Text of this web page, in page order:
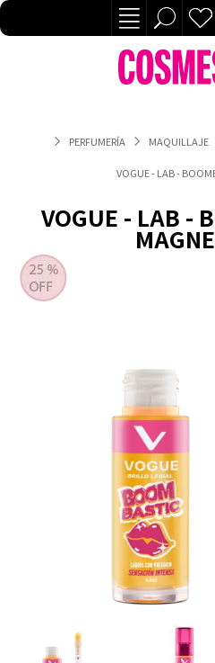
PERFUMERÍA MAQUILLAJE
VOGUE - LAB -
VOGUE - LAB -